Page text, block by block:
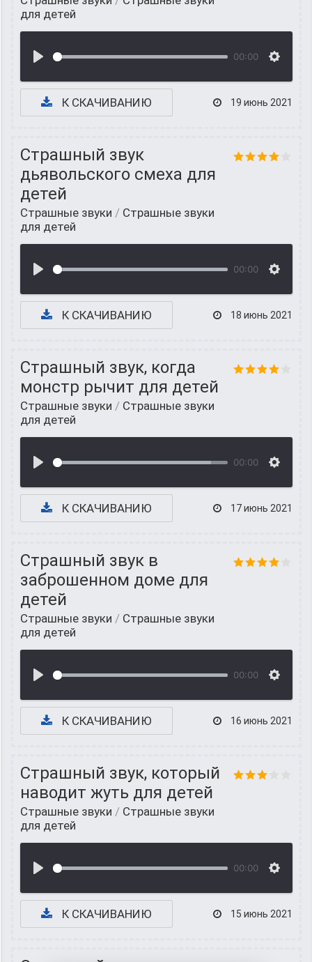
для детей
00:00
К СКАЧИВАНИЮ 19 июнь 2021
Страшный звук
дьявольского смеха для
детей
Страшные звуки / Страшные звуки
для детей
00:00
К СКАЧИВАНИЮ 18 июнь 2021
Страшный звук, когда
монстр рычит для детей
Страшные звуки / Страшные звуки
для детей
00:00
К СКАЧИВАНИЮ 17 июнь 2021
Страшный звук в
заброшенном доме для
детей
Страшные звуки / Страшные звуки
для детей
00:00
К СКАЧИВАНИЮ 16 июнь 2021
Страшный звук, который
наводит жуть для детей
Страшные звуки / Страшные звуки
для детей
00:00
К СКАЧИВАНИЮ 15 июнь 2021